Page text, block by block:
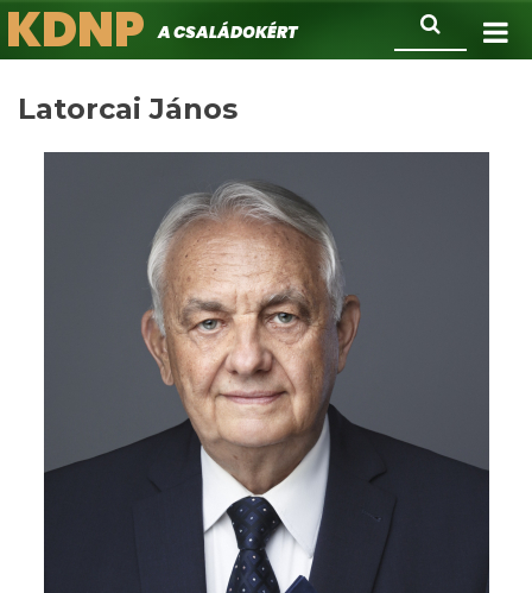
Ugrás
a
Keresés
KDNPA családokért.
Latorcai János